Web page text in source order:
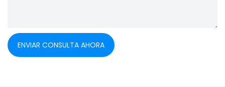
ENVIAR CONSULTA AHORA